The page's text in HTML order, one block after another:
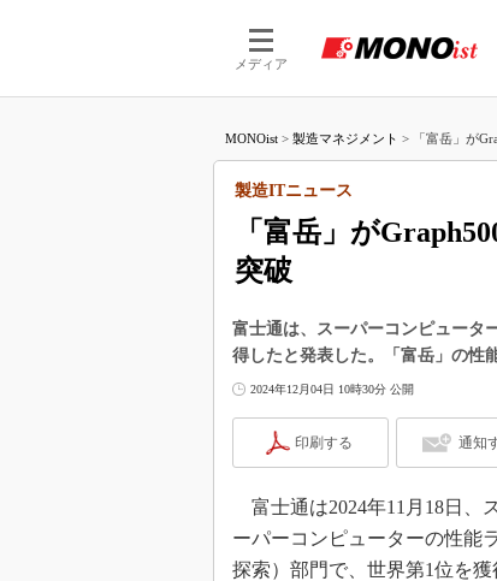
メディア
つなが
MONOist > 製造マネジメント > 「富岳」が
「富岳」が
突破
製造ITニュース
富士通は、スーパーコンピュータ
得したと発表した。「富岳」の性
2024年12月04日 10時30分 公開
印刷する 通知
富士通は2024年11月18日、
ーパーコンピューターの性能
探索）部門で、世界第1位を獲